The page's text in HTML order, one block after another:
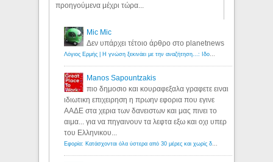
προηγούμενα μέχρι τώρα...
Mic Mic
Δεν υπάρχει τέτοιο άρθρο στο planetnews
Manos Sapountzakis
πιο δημοσιο και κουραφεξαλα γραφετε ειναι
ιδιωτικη επιχειρηση η πρωην εφορια που εγινε
ΑΑΔΕ στα χερια των δανειστων και μας πινει το
αιμα... για να πηγαινουν τα λεφτα εξω και οχι υπερ
του Ελληνικου...